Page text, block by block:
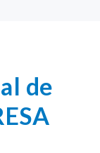
de